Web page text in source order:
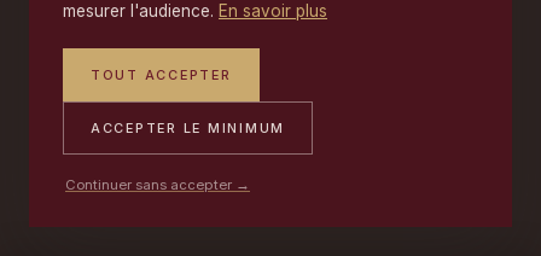
mesurer l'audience. En savoir plus
TOUT ACCEPTER
ACCEPTER LE MINIMUM
Continuer sans accepter →